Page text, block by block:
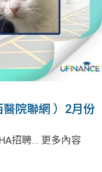
醫院聯網 ）2月份
招聘... 更多內容